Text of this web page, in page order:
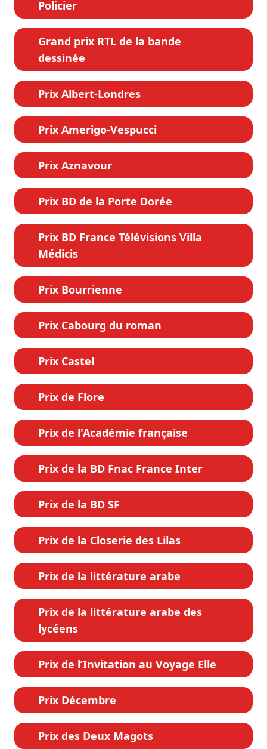
Policier
Grand prix RTL de la bande
dessinée
Prix Albert-Londres
Prix Amerigo-Vespucci
Prix Aznavour
Prix BD de la Porte Dorée
Prix BD France Télévisions Villa
Médicis
Prix Bourrienne
Prix Cabourg du roman
Prix Castel
Prix de Flore
Prix de l'Académie française
Prix de la BD Fnac France Inter
Prix de la BD SF
Prix de la Closerie des Lilas
Prix de la littérature arabe
Prix de la littérature arabe des
lycéens
Prix de l’Invitation au Voyage Elle
Prix Décembre
Prix des Deux Magots